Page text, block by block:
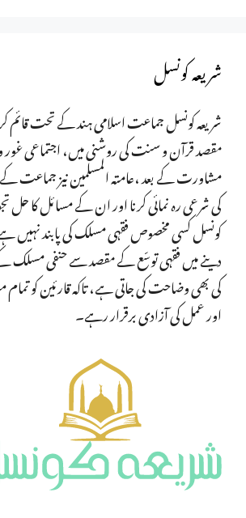
شریعہ کونسل
شریعہ کونسل جماعت اسلامی ہند کے تحت قائم
مقصد قرآن و سنت کی روشنی میں، اجتماعی
مشاورت کے بعد ،عامتہ المسلمین نیز جماعت
کی شرعی رہ نمائی کرنا اور ان کے مسائل کا حل
کونسل کسی مخصوص فقہی مسلک کی پابند نہیں
دینے میں فقہی توسّع کے مقصد سے حنفی مسلک
کی بھی وضاحت کی جاتی ہے، تاکہ قارئین کو
اور عمل کی آزادی برقرار رہے۔